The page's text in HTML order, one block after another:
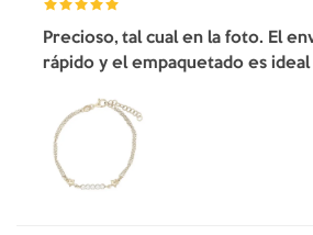
Precioso, tal cual en la foto. El
rápido y el empaquetado es ideal